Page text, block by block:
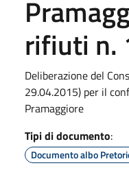
rifiuti n.
Deliberazione del
29.04.2015) per il
Pramaggiore
Tipi di documento:
Documento albo